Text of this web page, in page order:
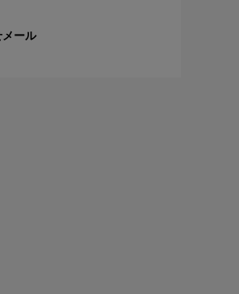
ール